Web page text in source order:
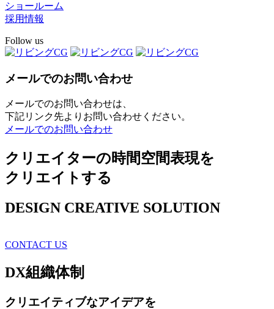
ショールーム
採用情報
Follow us
メールでのお問い合わせ
メールでのお問い合わせは、
下記リンク先よりお問い合わせください。
メールでのお問い合わせ
クリエイターの時間空間表現を
クリエイトする
DESIGN CREATIVE SOLUTION
CONTACT US
DX組織体制
クリエイティブなアイデアを